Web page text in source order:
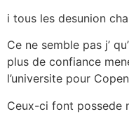
i tous les desunion
Ce ne semble pas j’
plus de confiance
l’universite pour
Ceux-ci font possede